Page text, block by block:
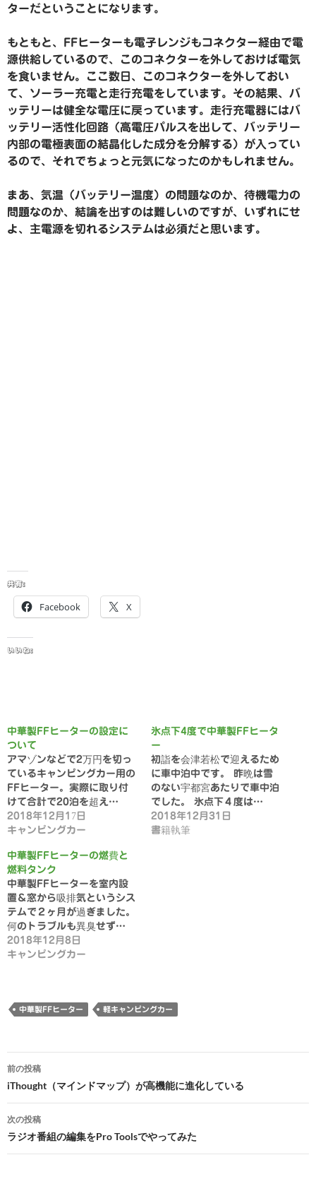
ターだということになります。
もともと、FFヒーターも電子レンジもコネクター経由で電
源供給しているので、このコネクターを外しておけば電気
を食いません。ここ数日、このコネクターを外しておい
て、ソーラー充電と走行充電をしています。その結果、バ
ッテリーは健全な電圧に戻っています。走行充電器にはバ
ッテリー活性化回路（高電圧パルスを出して、バッテリー
内部の電極表面の結晶化した成分を分解する）が入ってい
るので、それでちょっと元気になったのかもしれません。
まあ、気温（バッテリー温度）の問題なのか、待機電力の
問題なのか、結論を出すのは難しいのですが、いずれにせ
よ、主電源を切れるシステムは必須だと思います。
共有:
Facebook X
いいね:
中華製FFヒーターの設定に
ついて
アマゾンなどで2万円を切っ
ているキャンピングカー用の
FFヒーター。実際に取り付
けて合計で20泊を超え…
2018年12月17日
キャンピングカー
氷点下4度で中華製FFヒータ
ー
初詣を会津若松で迎えるため
に車中泊中です。 昨晩は雪
のない宇都宮あたりで車中泊
でした。 氷点下４度は…
2018年12月31日
書籍執筆
中華製FFヒーターの燃費と
燃料タンク
中華製FFヒーターを室内設
置＆窓から吸排気というシス
テムで２ヶ月が過ぎました。
何のトラブルも異臭せず…
2018年12月8日
キャンピングカー
中華製FFヒーター 軽キャンピングカー
投
稿
ナ
ビ
前の投稿
iThought（マインドマップ）が高機能に進化している
次の投稿
ラジオ番組の編集をPro Toolsでやってみた